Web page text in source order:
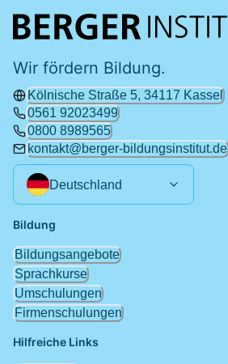
Wir fördern Bildung.
Kölnische Straße 5, 34117 Kassel
0561 92023499
0800 8989565
kontakt@berger-bildungsinstitut.de
Deutschland
Hilfreiche Links
Bildung
Bildungsangebote
Sprachkurse
Umschulungen
Firmenschulungen